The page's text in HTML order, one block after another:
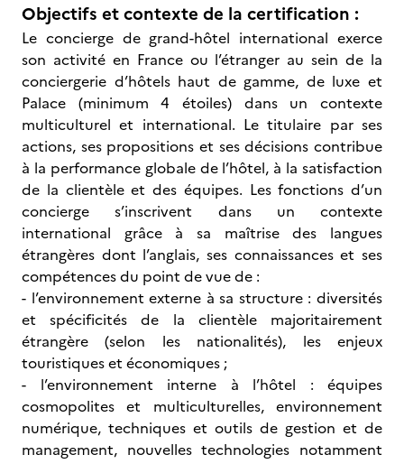
Objectifs et contexte de la certification :
Le concierge de grand-hôtel international exerce
son activité en France ou l’étranger au sein de la
conciergerie d’hôtels haut de gamme, de luxe et
Palace (minimum 4 étoiles) dans un contexte
multiculturel et international. Le titulaire par ses
actions, ses propositions et ses décisions contribue
à la performance globale de l’hôtel, à la satisfaction
de la clientèle et des équipes. Les fonctions d’un
concierge s’inscrivent dans un contexte
international grâce à sa maîtrise des langues
étrangères dont l’anglais, ses connaissances et ses
compétences du point de vue de :
- l’environnement externe à sa structure : diversités
et spécificités de la clientèle majoritairement
étrangère (selon les nationalités), les enjeux
touristiques et économiques ;
- l’environnement interne à l’hôtel : équipes
cosmopolites et multiculturelles, environnement
numérique, techniques et outils de gestion et de
management, nouvelles technologies notamment